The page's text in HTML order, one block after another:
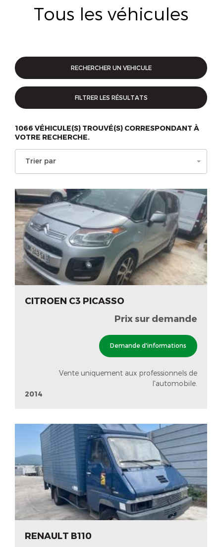
Tous les véhicules
RECHERCHER UN VEHICULE
FILTRER LES RÉSULTATS
1066 VÉHICULE(S) TROUVÉ(S) CORRESPONDANT À
VOTRE RECHERCHE.
Trier par
CITROEN C3 PICASSO
Prix sur demande
Demande d'informations
Vente uniquement aux professionnels de
l'automobile.
2014
RENAULT B110